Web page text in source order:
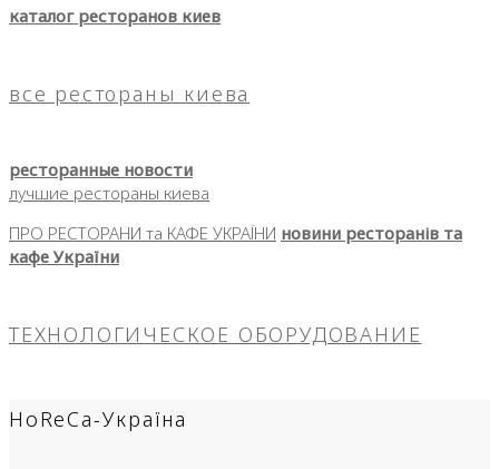
каталог ресторанов киев
все рестораны киева
ресторанные новости
лучшие рестораны киева
ПРО РЕСТОРАНИ та КАФЕ УКРАЇНИ новини ресторанів та
кафе України
ТЕХНОЛОГИЧЕСКОЕ ОБОРУДОВАНИЕ
HoReCa-Україна